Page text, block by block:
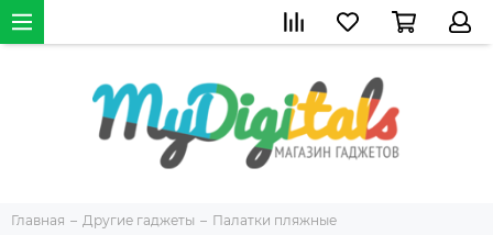
Главная Другие гаджеты Палатки пляжные